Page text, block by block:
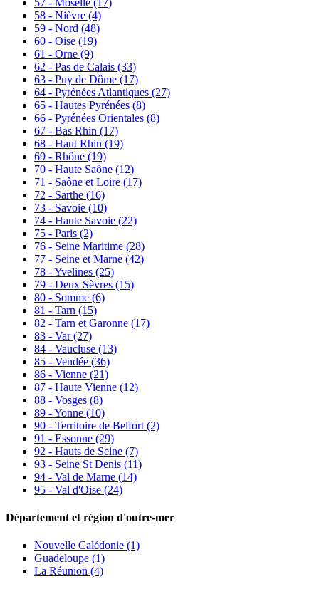
58 - Nièvre (4)
59 - Nord (48)
60 - Oise (19)
61 - Orne (9)
62 - Pas de Calais (33)
63 - Puy de Dôme (17)
64 - Pyrénées Atlantiques (27)
65 - Hautes Pyrénées (8)
66 - Pyrénées Orientales (8)
67 - Bas Rhin (17)
68 - Haut Rhin (19)
69 - Rhône (19)
70 - Haute Saône (12)
71 - Saône et Loire (17)
72 - Sarthe (16)
73 - Savoie (10)
74 - Haute Savoie (22)
75 - Paris (2)
76 - Seine Maritime (28)
77 - Seine et Marne (42)
78 - Yvelines (25)
79 - Deux Sèvres (15)
80 - Somme (6)
81 - Tarn (15)
82 - Tarn et Garonne (17)
83 - Var(27)
84 - Vaucluse (13)
85 - Vendée (36)
86 - Vienne (21)
87 - Haute Vienne (12)
88 - Vosges (8)
89 - Yonne (10)
90 - Territoire de Belfort (2)
91 - Essonne (29)
92 - Hauts de Seine (7)
93 - Seine St Denis (11)
94 - Val de Marne (14)
95 - Val d'Oise (24)
Département et région d'outre-mer
Nouvelle Calédonie (1)
Guadeloupe (1)
La Réunion (4)